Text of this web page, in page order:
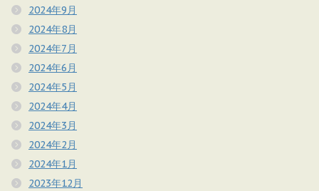
2024年9月
2024年8月
2024年7月
2024年6月
2024年5月
2024年4月
2024年3月
2024年2月
2024年1月
2023年12月